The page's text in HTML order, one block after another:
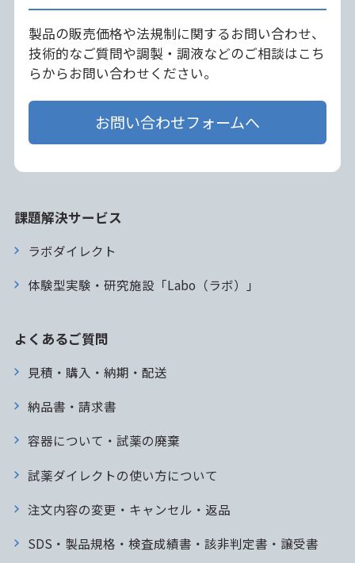
製品の販売価格や法規制に関するお問い合わせ、
技術的なご質問や調製・調液などのご相談はこち
らからお問い合わせください。
お問い合わせフォームへ
課題解決サービス
ラボダイレクト
体験型実験・研究施設「Labo（ラボ）」
よくあるご質問
見積・購入・納期・配送
納品書・請求書
容器について・試薬の廃棄
試薬ダイレクトの使い方について
注文内容の変更・キャンセル・返品
SDS・製品規格・検査成績書・該非判定書・譲受書